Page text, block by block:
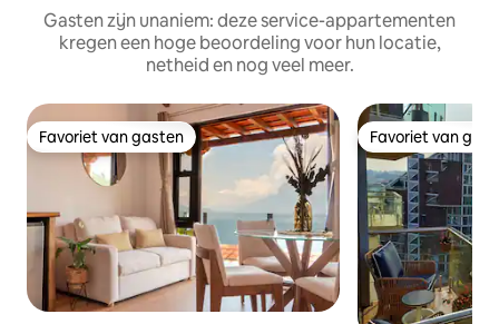
Gasten zijn unaniem: deze service-appartementen
kregen een hoge beoordeling voor hun locatie,
netheid en nog veel meer.
Favoriet van gasten
Favoriet van gasten Favoriet van
Favoriet van